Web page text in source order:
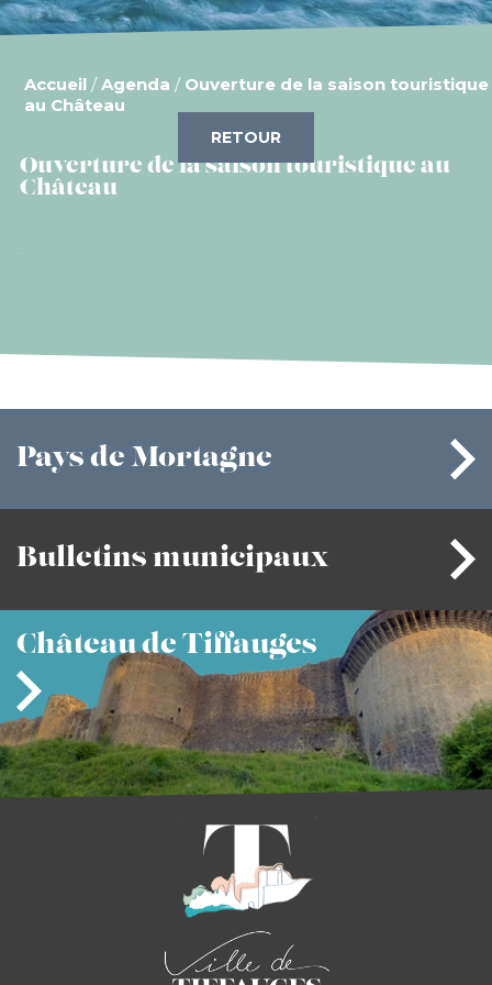
Accueil /Agenda / Ouverture de la saison touristique
au Château
RETOUR
Ouverture de la saison touristique au
Château
Pays de Mortagne
Bulletins municipaux
Châteaude Tiffauges